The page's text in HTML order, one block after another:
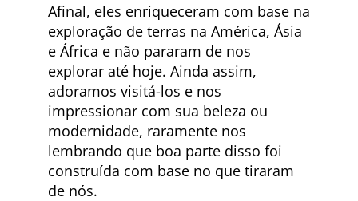
Afinal, eles enriqueceram com base na
exploração de terras na América, Ásia
e África e não pararam de nos
explorar até hoje. Ainda assim,
adoramos visitá-los e nos
impressionar com sua beleza ou
modernidade, raramente nos
lembrando que boa parte disso foi
construída com base no que tiraram
de nós.